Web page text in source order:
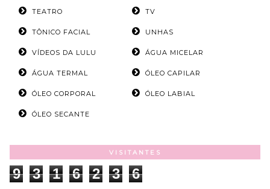
TEATRO TV
TÔNICO FACIAL UNHAS
VÍDEOS DA LULU ÁGUA MICELAR
ÁGUA TERMAL ÓLEO CAPILAR
ÓLEO CORPORAL ÓLEO LABIAL
ÓLEO SECANTE
VISITANTES
9 3 1 6 2 3 6